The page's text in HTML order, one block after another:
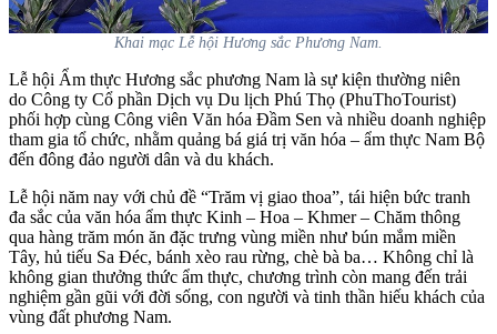
Khai mạc Lễ hội Hương sắc Phương Nam.
Lễ hội Ẩm thực Hương sắc phương Nam là sự kiện thường niên
do Công ty Cổ phần Dịch vụ Du lịch Phú Thọ (PhuThoTourist)
phối hợp cùng Công viên Văn hóa Đầm Sen và nhiều doanh nghiệp
tham gia tổ chức, nhằm quảng bá giá trị văn hóa – ẩm thực Nam Bộ
đến đông đảo người dân và du khách.
Lễ hội năm nay với chủ đề “Trăm vị giao thoa”, tái hiện bức tranh
đa sắc của văn hóa ẩm thực Kinh – Hoa – Khmer – Chăm thông
qua hàng trăm món ăn đặc trưng vùng miền như bún mắm miền
Tây, hủ tiếu Sa Đéc, bánh xèo rau rừng, chè bà ba… Không chỉ là
không gian thưởng thức ẩm thực, chương trình còn mang đến trải
nghiệm gần gũi với đời sống, con người và tinh thần hiếu khách của
vùng đất phương Nam.